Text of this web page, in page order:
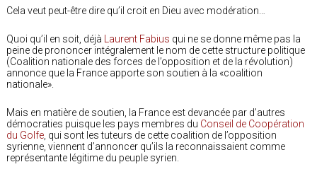
Cela veut peut-être dire qu’il croit en Dieu avec modération…
Quoi qu’il en soit, déjà Laurent Fabius qui ne se donne même pas la
peine de prononcer intégralement le nom de cette structure politique
(Coalition nationale des forces de l’opposition et de la révolution)
annonce que la France apporte son soutien à la «coalition
nationale».
Mais en matière de soutien, la France est devancée par d’autres
démocraties puisque les pays membres du Conseil de Coopération
du Golfe , qui sont les tuteurs de cette coalition de l’opposition
syrienne, viennent d’annoncer qu’ils la reconnaissaient comme
représentante légitime du peuple syrien.